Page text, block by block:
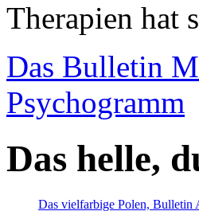
Therapien hat
Das Bulletin
Psychogramm
Das helle,
Das vielfarbige Polen, Bulletin